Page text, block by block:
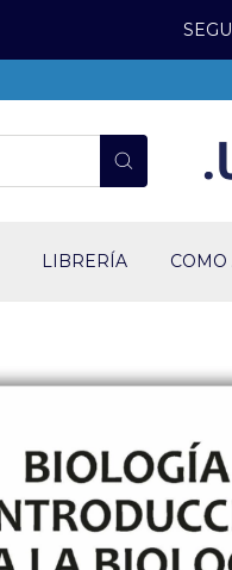
SEGUNDO
LIBRERÍA